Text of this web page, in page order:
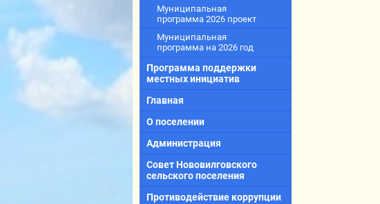
Муниципальная
программа 2026 проект
Муниципальная
программа на 2026 год
Программа поддержки
местных инициатив
Главная
О поселении
Администрация
Совет Нововилговского
сельского поселения
Противодействие коррупции